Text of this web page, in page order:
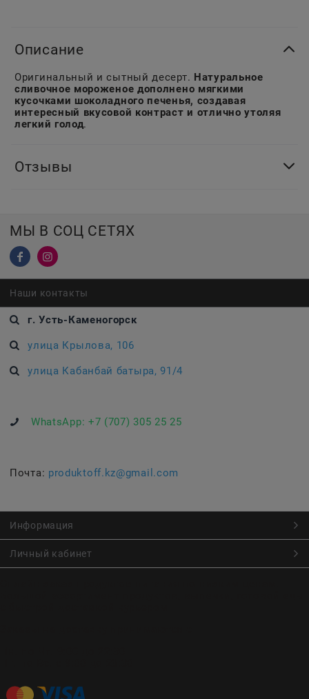
Описание
Оригинальный и сытный десерт. Натуральное
сливочное мороженое дополнено мягкими
кусочками шоколадного печенья, создавая
интересный вкусовой контраст и отлично утоляя
легкий голод.
Отзывы
МЫ В СОЦ СЕТЯХ
Наши контакты
г. Усть-Каменогорск
улица Крылова, 106
улица Кабанбай батыра, 91/4
WhatsApp: +7 (707) 305 25 25
Почта: produktoff.kz@gmail.com
Информация
Личный кабинет